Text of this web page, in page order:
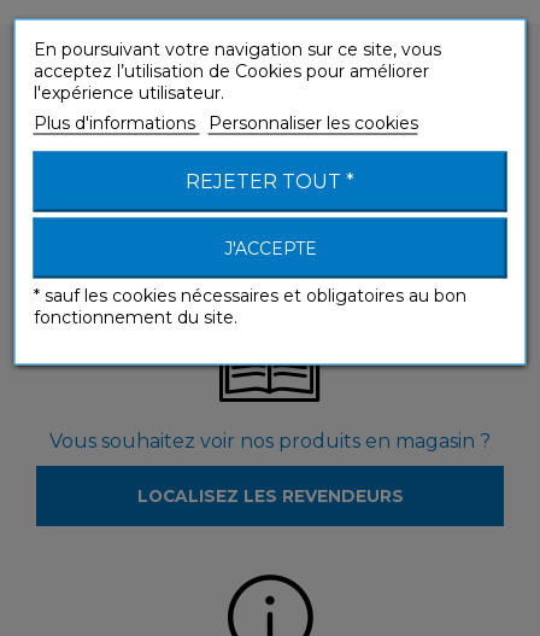
Vous avez une question sur un de nos produits
?
CONTACTEZ-NOUS
Vous souhaitez voir nos produits en magasin ?
LOCALISEZ LES REVENDEURS
En poursuivant votre navigation sur ce site, vous
acceptez l’utilisation de Cookies pour améliorer
l'expérience utilisateur.
Plus d'informations
Personnaliser les cookies
REJETER TOUT *
J'ACCEPTE
* sauf les cookies nécessaires et obligatoires au bon
fonctionnement du site.